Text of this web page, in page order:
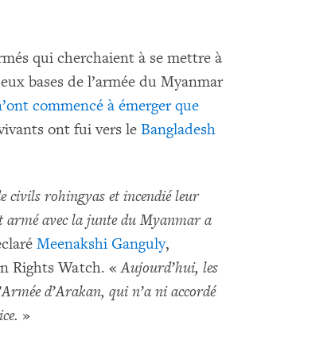
qui cherchaient à se mettre à
bases de l’armée du Myanmar
commencé à émerger que
ont fui vers le Bangladesh
civils rohingyas et incendié leur
armé avec la junte du Myanmar a
Meenakshi Ganguly,
Rights Watch. «Aujourd’hui, les
d’Arakan, qui n’a ni accordé
»